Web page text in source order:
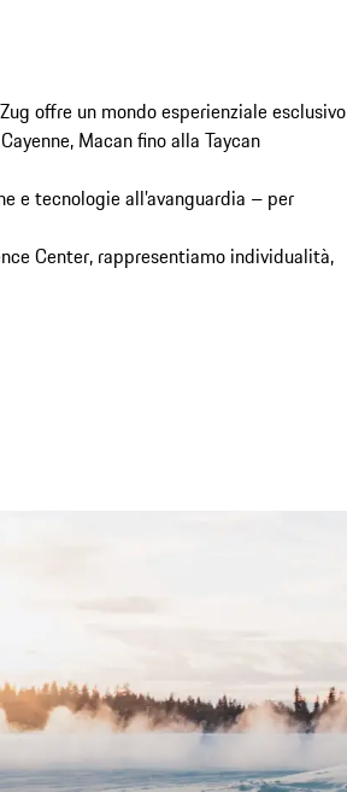
offre un mondo esperienziale esclusivo
Macan fino alla Taycan
e tecnologie all’avanguardia – per
Center, rappresentiamo individualità,